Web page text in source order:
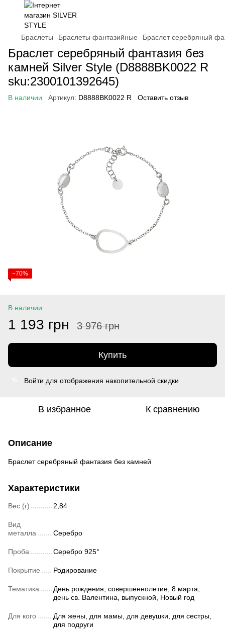
Браслеты Браслеты фантазийные Браслет серебряный
Браслет серебряный фантазия без
камней Silver Style (D8888BK0022 R
sku:2300101392645)
В наличии Артикул: D8888BK0022 R Оставить отзыв
−70%
В наличии
1 193 грн 3 976 грн
Купить
Войти для отображения накопительной скидки
В избранное К сравнению
Описание
Браслет серебряный фантазия без камней
Характеристики
Вес (г) 2,84
Вид
металла
Серебро
Проба Серебро 925°
Покрытие Родирование
Тематика
День рождения, совершеннолетие, 8 марта,
день св. Валентина, выпускной, Новый год
Для кого
Для жены, для мамы, для девушки, для сестры,
для подруги